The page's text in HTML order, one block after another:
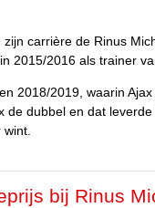
carrière de Rinus
2015/2016 als trainer
2018/2019, waarin
de dubbel en dat
bij Rinus